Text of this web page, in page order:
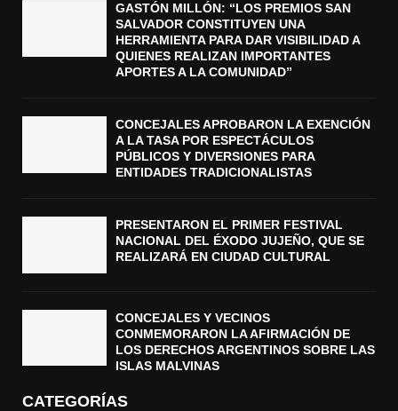
GASTÓN MILLÓN: “LOS PREMIOS SAN
SALVADOR CONSTITUYEN UNA
HERRAMIENTA PARA DAR VISIBILIDAD A
QUIENES REALIZAN IMPORTANTES
APORTES A LA COMUNIDAD”
CONCEJALES APROBARON LA EXENCIÓN
A LA TASA POR ESPECTÁCULOS
PÚBLICOS Y DIVERSIONES PARA
ENTIDADES TRADICIONALISTAS
PRESENTARON EL PRIMER FESTIVAL
NACIONAL DEL ÉXODO JUJEÑO, QUE SE
REALIZARÁ EN CIUDAD CULTURAL
CONCEJALES Y VECINOS
CONMEMORARON LA AFIRMACIÓN DE
LOS DERECHOS ARGENTINOS SOBRE LAS
ISLAS MALVINAS
CATEGORÍAS